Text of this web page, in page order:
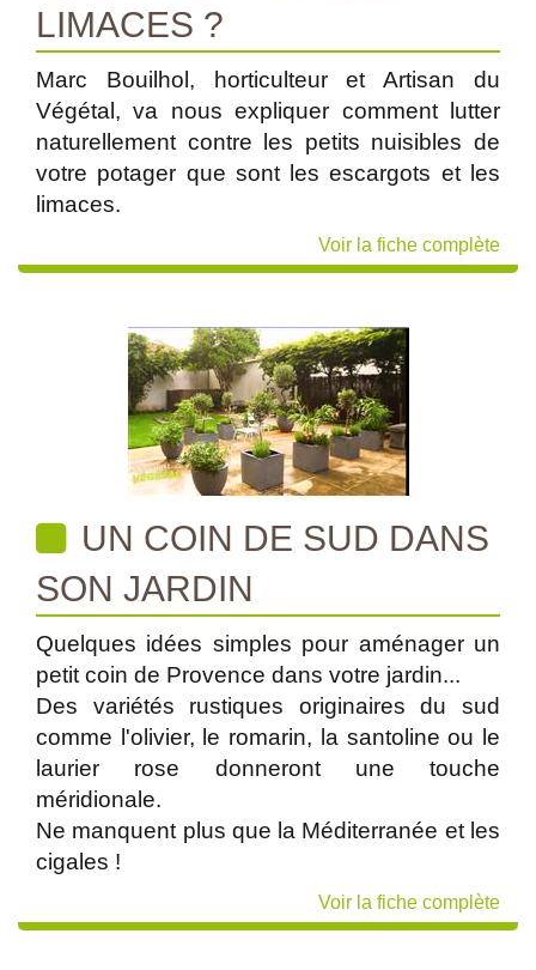
LIMACES ?
Marc Bouilhol, horticulteur et Artisan du
Végétal, va nous expliquer comment lutter
naturellement contre les petits nuisibles de
votre potager que sont les escargots et les
limaces.
Voir la fiche complète
UN COIN DE SUD DANS
SON JARDIN
Quelques idées simples pour aménager un
petit coin de Provence dans votre jardin...
Des variétés rustiques originaires du sud
comme l'olivier, le romarin, la santoline ou le
laurier rose donneront une touche
méridionale.
Ne manquent plus que la Méditerranée et les
cigales !
Voir la fiche complète